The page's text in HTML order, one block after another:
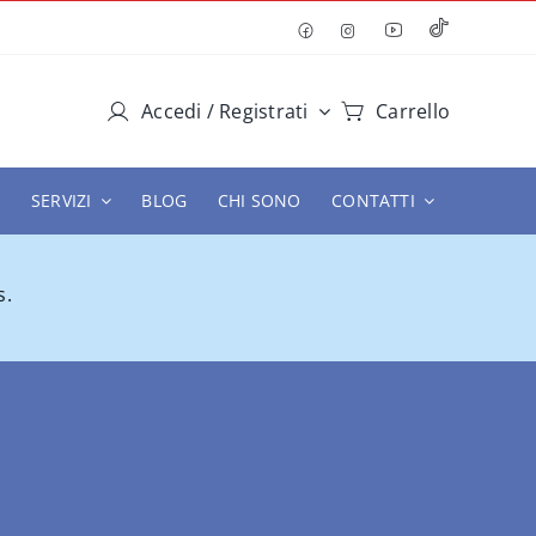
Accedi / Registrati Carrello
SERVIZI BLOG CHI SONO CONTATTI